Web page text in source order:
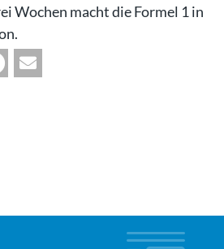
Wochen macht die Formel 1 in